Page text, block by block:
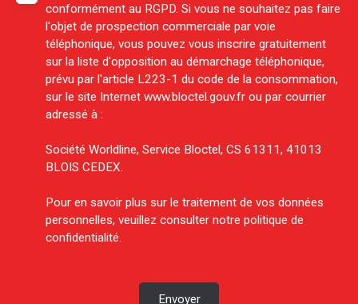
conformément au RGPD. Si vous ne souhaitez pas faire
l'objet de prospection commerciale par voie
téléphonique, vous pouvez vous inscrire gratuitement
sur la liste d'opposition au démarchage téléphonique,
prévu par l'article L223-1 du code de la consommation,
sur le site Internet www.bloctel.gouv.fr ou par courrier
adressé à :
Société Worldline, Service Bloctel, CS 61311, 41013
BLOIS CEDEX.
Pour en savoir plus sur le traitement de vos données
personnelles, veuillez consulter notre politique de
confidentialité.
Envoyer